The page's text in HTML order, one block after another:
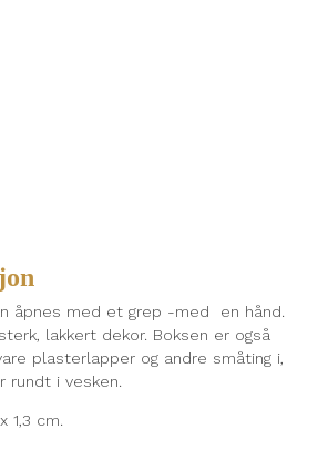
åpnes med et grep -med en hånd.
lakkert dekor. Boksen er også
plasterlapper og andre småting i,
i vesken.
1,3 cm.